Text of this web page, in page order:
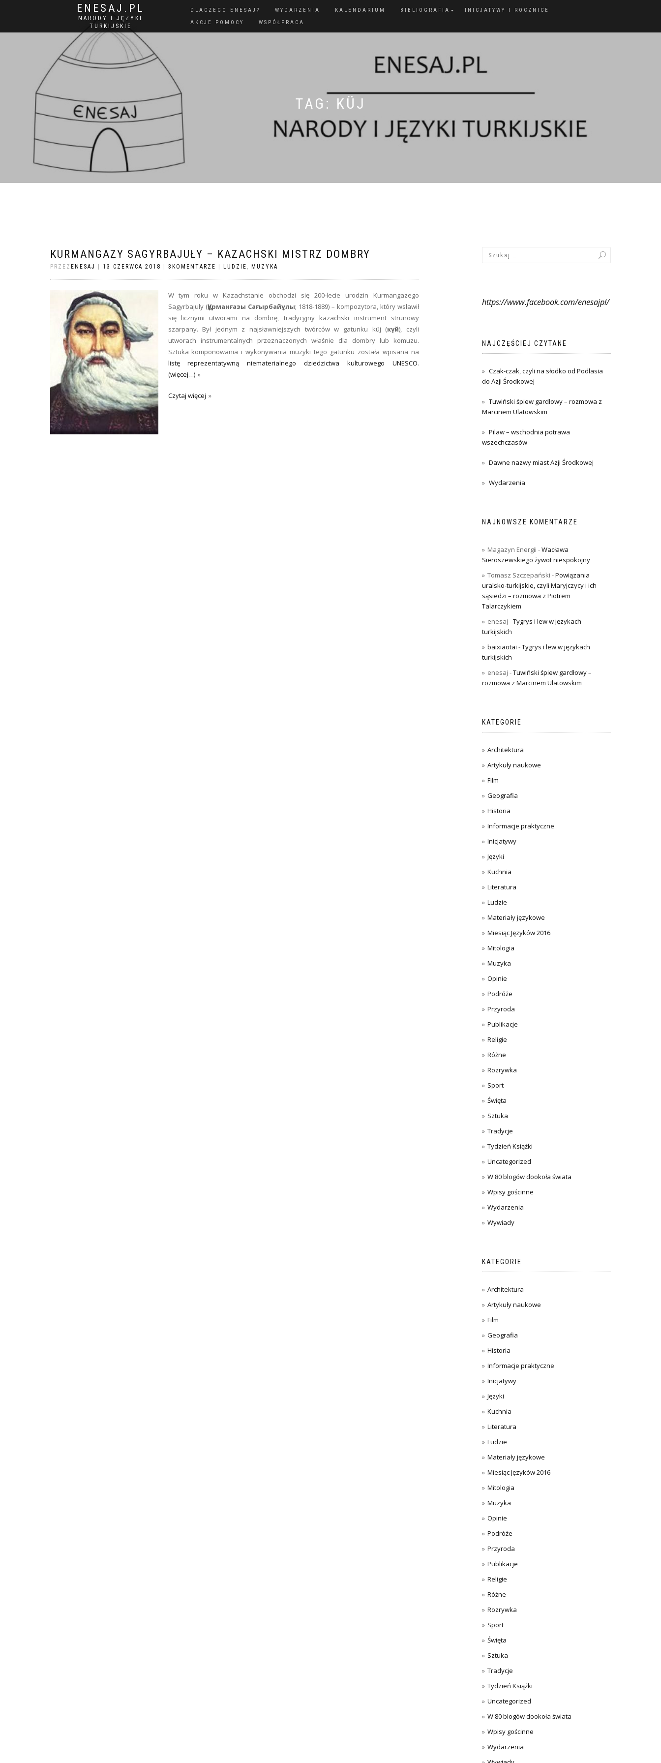
ENESAJ.PL
NARODY I JĘZYKI
TURKIJSKIE
DLACZEGO ENESAJ? WYDARZENIA KALENDARIUM BIBLIOGRAFIA
INICJATYWY I ROCZNICE
AKCJE POMOCY
WSPÓŁPRACA
TAG: KÜJ
KURMANGAZY SAGYRBAJUŁY – KAZACHSKI MISTRZ DOMBRY
PRZEZ ENESAJ 13 CZERWCA 2018 3KOMENTARZE LUDZIE , MUZYKA
W tym roku w Kazachstanie obchodzi się 200-lecie urodzin Kurmangazego
Sagyrbajuły (Құрманғазы Сағырбайұлы; 1818-1889) – kompozytora, który wsławił
się licznymi utworami na dombrę, tradycyjny kazachski instrument strunowy
szarpany. Był jednym z najsławniejszych twórców w gatunku küj (күй), czyli
utworach instrumentalnych przeznaczonych właśnie dla dombry lub komuzu.
Sztuka komponowania i wykonywania muzyki tego gatunku została wpisana na
listę reprezentatywną niematerialnego dziedzictwa kulturowego UNESCO.
(więcej…)
Czytaj więcej
https://www.facebook.com/enesajpl/
NAJCZĘŚCIEJ CZYTANE
Czak-czak, czyli na słodko od Podlasia
do Azji Środkowej
Tuwiński śpiew gardłowy – rozmowa z
Marcinem Ulatowskim
Pilaw – wschodnia potrawa
wszechczasów
Dawne nazwy miast Azji Środkowej
Wydarzenia
NAJNOWSZE KOMENTARZE
Magazyn Energii -Wacława
Sieroszewskiego żywot niespokojny
Tomasz Szczepański -Powiązania
uralsko-turkijskie, czyli Maryjczycy i ich
sąsiedzi – rozmowa z Piotrem
Talarczykiem
enesaj -Tygrys i lew w językach
turkijskich
baixiaotai -Tygrys i lew w językach
turkijskich
enesaj -Tuwiński śpiew gardłowy –
rozmowa z Marcinem Ulatowskim
KATEGORIE
Architektura
Artykuły naukowe
Film
Geografia
Historia
Informacje praktyczne
Inicjatywy
Języki
Kuchnia
Literatura
Ludzie
Materiały językowe
Miesiąc Języków 2016
Mitologia
Muzyka
Opinie
Podróże
Przyroda
Publikacje
Religie
Różne
Rozrywka
Sport
Święta
Sztuka
Tradycje
Tydzień Książki
Uncategorized
W 80 blogów dookoła świata
Wpisy gościnne
Wydarzenia
Wywiady
KATEGORIE
Architektura
Artykuły naukowe
Film
Geografia
Historia
Informacje praktyczne
Inicjatywy
Języki
Kuchnia
Literatura
Ludzie
Materiały językowe
Miesiąc Języków 2016
Mitologia
Muzyka
Opinie
Podróże
Przyroda
Publikacje
Religie
Różne
Rozrywka
Sport
Święta
Sztuka
Tradycje
Tydzień Książki
Uncategorized
W 80 blogów dookoła świata
Wpisy gościnne
Wydarzenia